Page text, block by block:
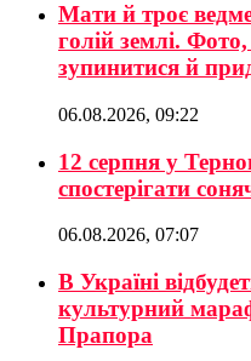
Мати й троє
голій землі.
зупинитися й
06.08.2026, 09:22
12 серпня у
спостерігати
06.08.2026, 07:07
В Україні
культурний
Прапора